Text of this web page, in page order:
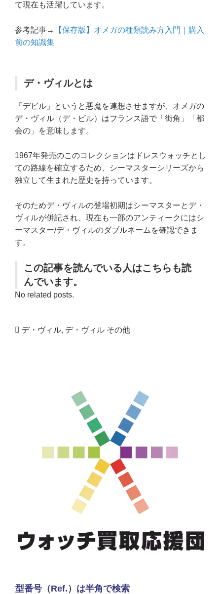
て現在も活躍しています。
参考記事→
【保存版】オメガの種類読み方入門｜購入
前の知識集
デ・ヴィルとは
「デビル」というと悪魔を連想させますが、オメガの
デ・ヴィル（デ・ビル）はフランス語で「街角」「都
会の」を意味します。
1967年発売のこのコレクションはドレスウォッチとし
ての路線を確立するため、シーマスターシリーズから
独立して生まれた歴史を持っています。
そのためデ・ヴィルの登場初期はシーマスターとデ・
ヴィルが併記され、現在も一部のアンティークにはシ
ーマスター/デ・ヴィルのダブルネームを確認できま
す。
この記事を読んでいる人はこちらも読
んでいます。
No related posts.
デ・ヴィル, デ・ヴィル その他
型番号（Ref.）は半角で検索